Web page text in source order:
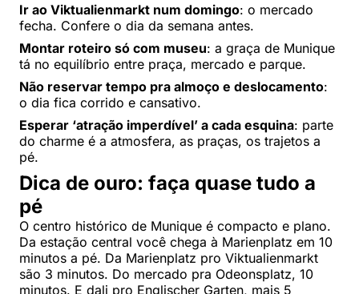
Ir ao Viktualienmarkt num domingo: o mercado
fecha. Confere o dia da semana antes.
Montar roteiro só com museu: a graça de Munique
tá no equilíbrio entre praça, mercado e parque.
Não reservar tempo pra almoço e deslocamento:
o dia fica corrido e cansativo.
Esperar ‘atração imperdível’ a cada esquina: parte
do charme é a atmosfera, as praças, os trajetos a
pé.
Dica de ouro: faça quase tudo a
pé
O centro histórico de Munique é compacto e plano.
Da estação central você chega à Marienplatz em 10
minutos a pé. Da Marienplatz pro Viktualienmarkt
são 3 minutos. Do mercado pra Odeonsplatz, 10
minutos. E dali pro Englischer Garten, mais 5